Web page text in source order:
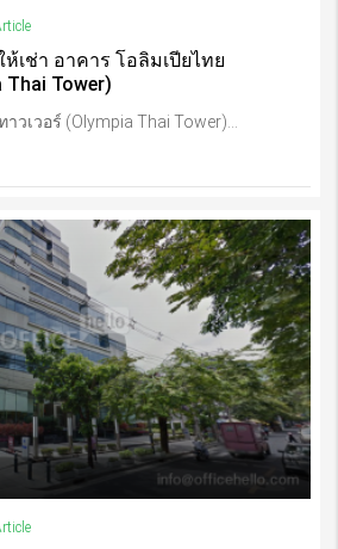
ห้เช่า อาคาร โอลิมเปียไทย
Thai Tower)
วเวอร์ (Olympia Thai Tower)...